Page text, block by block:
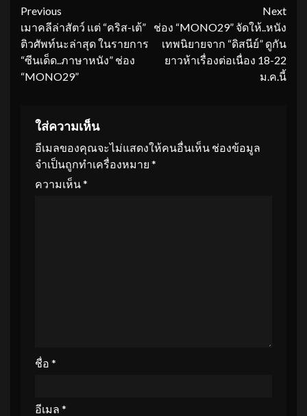
Continue
Reading
Previous
เมาคลีล่าสัตว์ แต่ “คริส-เต้”
ติวศัพท์นะล่าสุด ในรายการ
“ซีนเด็ด..ภาษาหนัง” ช่อง
“MONO29”
Next
ช่อง “MONO29” จัดให้..หนัง
เทพนิยายจาก “ดิสนีย์” ดูกัน
ยาวห้าเรื่องต่อเนื่อง 18-22
ม.ค.นี้
ใส่ความเห็น
อีเมลของคุณจะไม่แสดงให้คนอื่นเห็น ช่องข้อมูล
จำเป็นถูกทำเครื่องหมาย *
ความเห็น*
ชื่อ *
อีเมล *